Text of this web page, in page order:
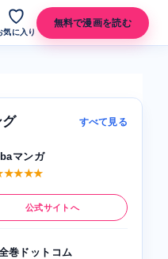
♡
気に入り
無料で漫画を読む
グ すべて見る
マンガ
公式サイトへ
巻ドットコム